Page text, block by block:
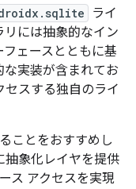
ライ
リには抽象的なイン
フェースとともに基
な実装が含まれてお
セスする独自のライ
ことをおすすめし
抽象化レイヤを提供
ス アクセスを実現